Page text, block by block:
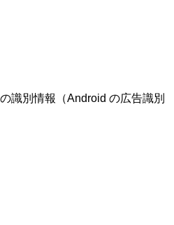
識別情報（Android の広告識別